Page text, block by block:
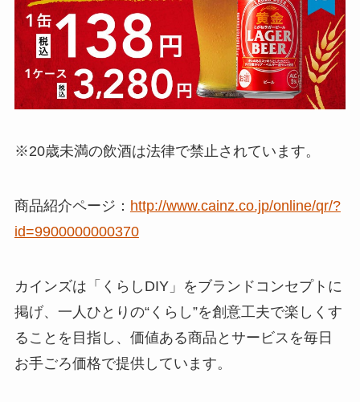
※20歳未満の飲酒は法律で禁止されています。
商品紹介ページ： http://www.cainz.co.jp/online/qr/?
id=9900000000370
カインズは「くらしDIY」をブランドコンセプトに
掲げ、一人ひとりの“くらし”を創意工夫で楽しくす
ることを目指し、価値ある商品とサービスを毎日
お手ごろ価格で提供しています。